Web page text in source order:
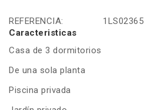
REFERENCIA:
1LS02365
Caracteristicas
Casa de 3 dormitorios
De una sola planta
Piscina privada